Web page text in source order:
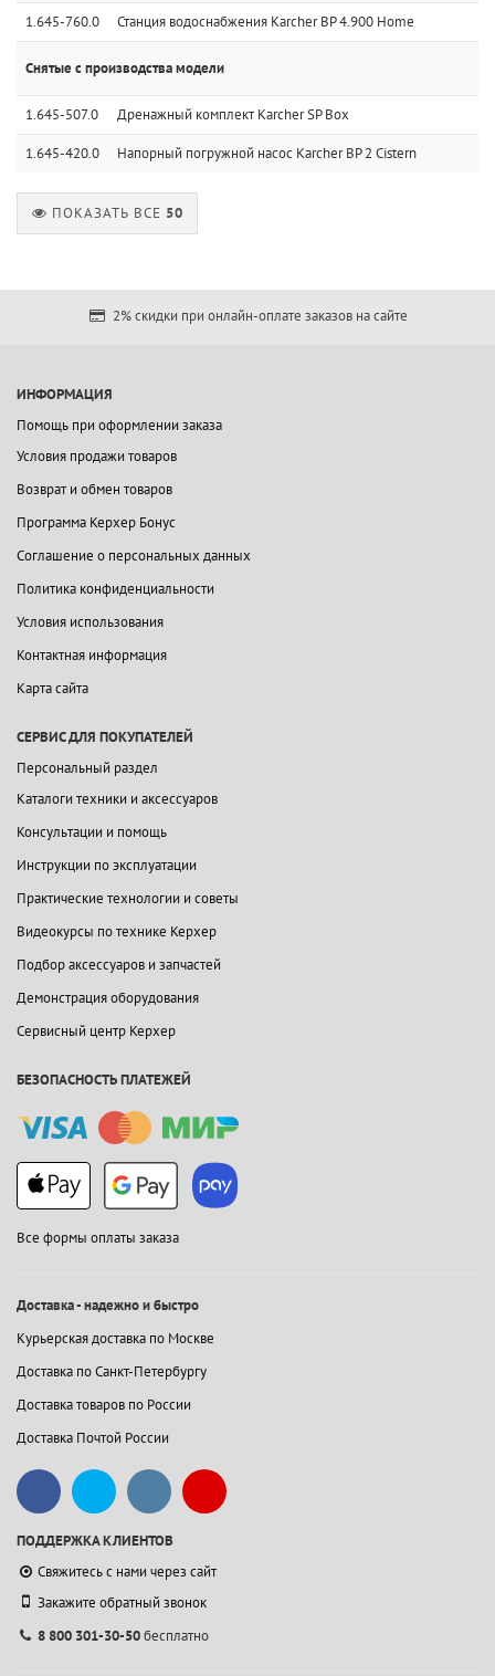
1.645-760.0 Станция водоснабжения Karcher BP 4.900 Home
Снятые с производства модели
1.645-507.0 Дренажный комплект Karcher SP Box
1.645-420.0 Напорный погружной насос Karcher BP 2 Cistern
ПОКАЗАТЬ ВСЕ 50
2% скидки при онлайн-оплате заказов на сайте
ИНФОРМАЦИЯ
Помощь при оформлении заказа
Условия продажи товаров
Возврат и обмен товаров
Программа Керхер Бонус
Соглашение о персональных данных
Политика конфиденциальности
Условия использования
Контактная информация
Карта сайта
СЕРВИС ДЛЯ ПОКУПАТЕЛЕЙ
Персональный раздел
Каталоги техники и аксессуаров
Консультации и помощь
Инструкции по эксплуатации
Практические технологии и советы
Видеокурсы по технике Керхер
Подбор аксессуаров и запчастей
Демонстрация оборудования
Сервисный центр Керхер
БЕЗОПАСНОСТЬ ПЛАТЕЖЕЙ
Все формы оплаты заказа
Доставка - надежно и быстро
Курьерская доставка по Москве
Доставка по Санкт-Петербургу
Доставка товаров по России
Доставка Почтой России
ПОДДЕРЖКА КЛИЕНТОВ
Свяжитесь с нами через сайт
Закажите обратный звонок
8 800 301-30-50бесплатно